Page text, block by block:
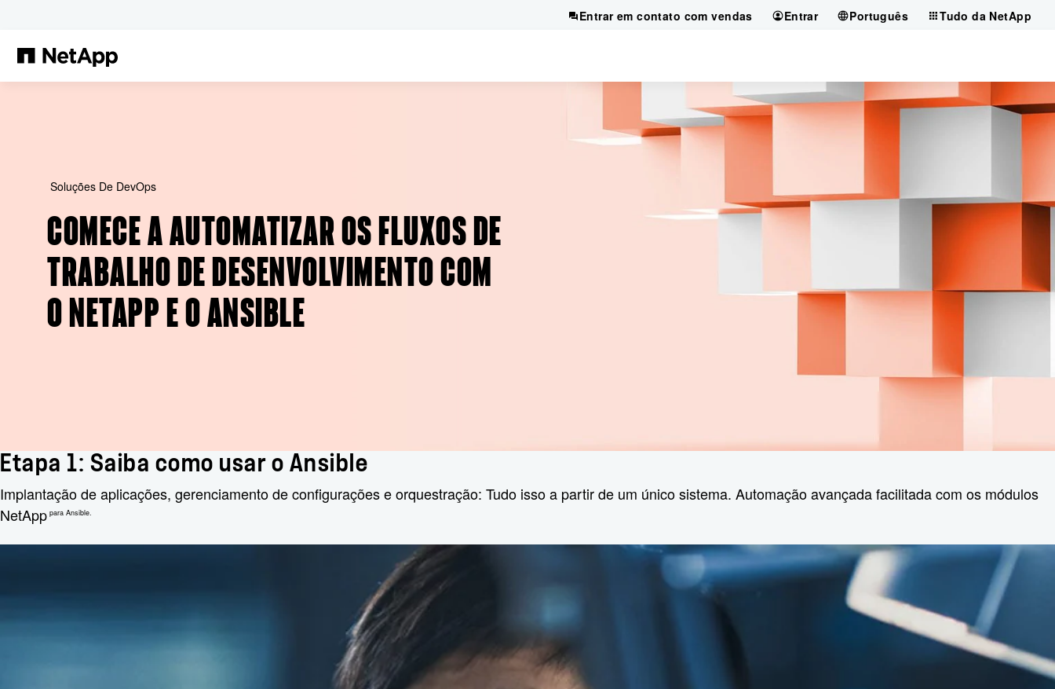
Entrar em contato com vendas Entrar Português Tudo da NetApp
Soluções De DevOps
COMECE A AUTOMATIZAR OS FLUXOS DE
TRABALHO DE DESENVOLVIMENTO COM
O NETAPP E O ANSIBLE
Etapa 1: Saiba como usar o Ansible
Implantação de aplicações, gerenciamento de configurações e orquestração: Tudo isso a partir de um único sistema. Automação avançada facilitada com os módulos
NetApp para Ansible.